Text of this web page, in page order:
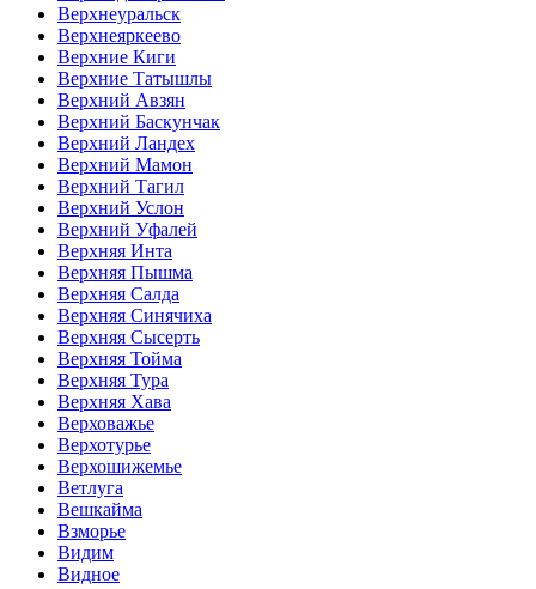
Верхнеуральск
Верхнеяркеево
Верхние Киги
Верхние Татышлы
Верхний Авзян
Верхний Баскунчак
Верхний Ландех
Верхний Мамон
Верхний Тагил
Верхний Услон
Верхний Уфалей
Верхняя Инта
Верхняя Пышма
Верхняя Салда
Верхняя Синячиха
Верхняя Сысерть
Верхняя Тойма
Верхняя Тура
Верхняя Хава
Верховажье
Верхотурье
Верхошижемье
Ветлуга
Вешкайма
Взморье
Видим
Видное